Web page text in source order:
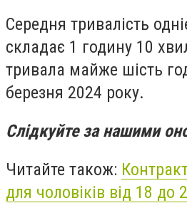
Середня тривалість
складає 1 годину 10
тривала майже шість
березня 2024 року.
Слідкуйте за нашими
Читайте також:
для чоловіків від 18 до